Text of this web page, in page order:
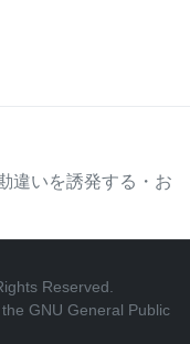
違いを誘発する・お
Reserved.
GNU General Public